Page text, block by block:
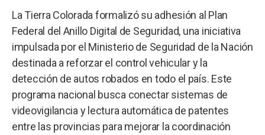
La Tierra Colorada formalizó su adhesión al Plan
Federal del Anillo Digital de Seguridad, una iniciativa
impulsada por el Ministerio de Seguridad de la Nación
destinada a reforzar el control vehicular y la
detección de autos robados en todo el país. Este
programa nacional busca conectar sistemas de
videovigilancia y lectura automática de patentes
entre las provincias para mejorar la coordinación